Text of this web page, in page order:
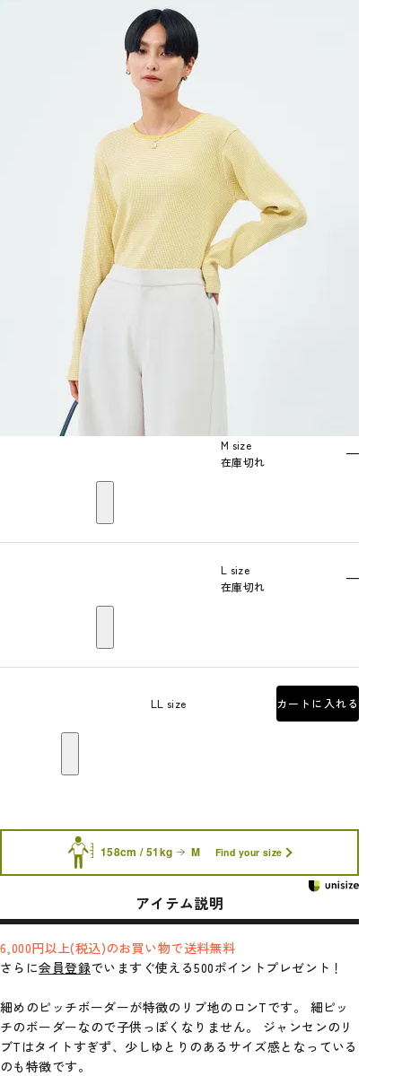
M size
在庫切れ
—
L size
在庫切れ
—
LL size カートに入れる
158cm / 51kg M Find your size
アイテム説明
6,000円以上(税込)のお買い物で送料無料
さらに会員登録でいますぐ使える500ポイントプレゼント！
細めのピッチボーダーが特徴のリブ地のロンTです。 細ピッ
チのボーダーなので子供っぽくなりません。 ジャンセンのリ
ブTはタイトすぎず、少しゆとりのあるサイズ感となっている
のも特徴です。